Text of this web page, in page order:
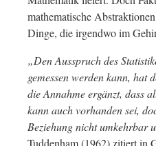
mathematische
Dinge, die irgendwo im
„Den Ausspruch des
gemessen werden kann, hat
die Annahme ergänzt, dass
kann auch vorhanden sei,
Beziehung nicht umkehrbar
Tuddenham (1962) zitiert in